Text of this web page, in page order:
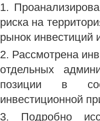
1.
риска на
рынок инвестиций
2. Рассмотрена
отдельных
позиции в
инвестиционной
3. Подробно